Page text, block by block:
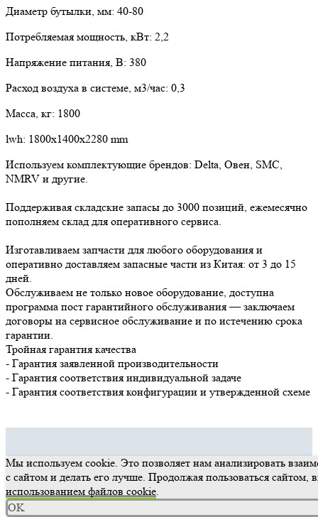
Диаметр бутылки, мм: 40-80
Потребляемая мощность, кВт: 2,2
Напряжение питания, В: 380
Расход воздуха в системе, м3/час: 0,3
Масса, кг: 1800
lwh: 1800x1400x2280 mm
Используем комплектующие брендов: Delta, Овен, SMC,
NMRV и другие.
Поддерживая складские запасы до 3000 позиций, ежемесячно
пополняем склад для оперативного сервиса.
Изготавливаем запчасти для любого оборудования и
оперативно доставляем запасные части из Китая: от 3 до 15
дней.
Обслуживаем не только новое оборудование, доступна
программа пост гарантийного обслуживания — заключаем
договоры на сервисное обслуживание и по истечению срока
гарантии.
Тройная гарантия качества
- Гарантия заявленной производительности
- Гарантия соответствия индивидуальной задаче
- Гарантия соответствия конфигурации и утвержденной схеме
Мы используем cookie. Это позволяет нам анализировать
с сайтом и делать его лучше. Продолжая пользоваться сайтом,
использованием файлов cookie.
OK